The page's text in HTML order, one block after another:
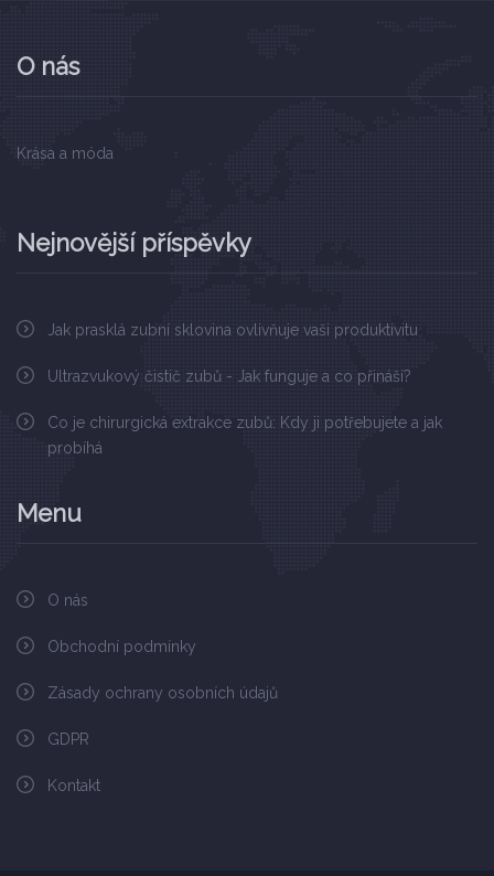
O nás
Krása a móda
Nejnovější příspěvky
Jak prasklá zubní sklovina ovlivňuje vaši produktivitu
Ultrazvukový čistič zubů - Jak funguje a co přináší?
Co je chirurgická extrakce zubů: Kdy ji potřebujete a jak
probíhá
Menu
O nás
Obchodní podmínky
Zásady ochrany osobních údajů
GDPR
Kontakt